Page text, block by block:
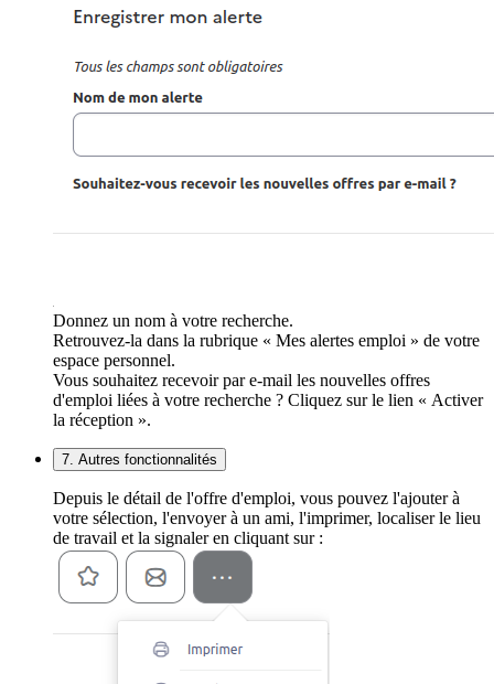
Donnez un nom à votre recherche.
Retrouvez-la dans la rubrique « Mes alertes emploi » de votre
espace personnel.
Vous souhaitez recevoir par e-mail les nouvelles offres
d'emploi liées à votre recherche ? Cliquez sur le lien « Activer
la réception ».
7. Autres fonctionnalités
Depuis le détail de l'offre d'emploi, vous pouvez l'ajouter à
votre sélection, l'envoyer à un ami, l'imprimer, localiser le lieu
de travail et la signaler en cliquant sur :